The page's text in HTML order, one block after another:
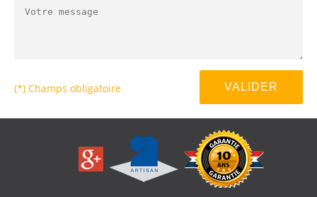
(*) Champs obligatoire